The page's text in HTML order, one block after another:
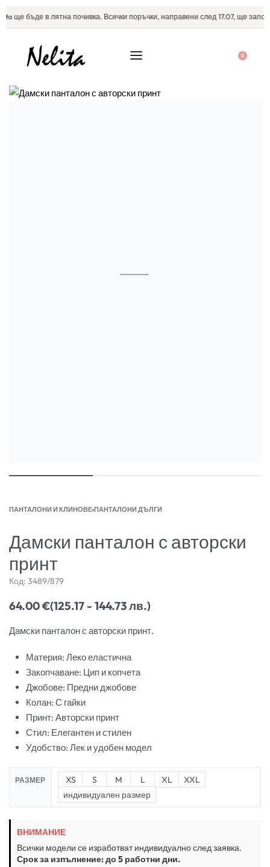
ще бъде в лятна почивка. Всички поръчки, направени след 17.07, ще
0
ПАНТАЛОНИ И КЛИНОВЕ›ПАНТАЛОНИ ДЪЛГИ
Дамски панталон с авторски
принт
Код: 3489/879
64.00€(125.17 - 144.73 лв.)
Дамски панталон с авторски принт.
Материя: Леко еластична
Закопчаване: Цип и копчета
Джобове: Предни джобове
Колан: С гайки
Принт: Авторски принт
Стил: Елегантен и стилен
Удобство: Лек и удобен модел
РАЗМЕР XS S M L XL
XXL
индивидуален размер
ВНИМАНИЕ
Всички модели се изработват индивидуално след заявка.
Срок за изпълнение: до 5 работни дни.